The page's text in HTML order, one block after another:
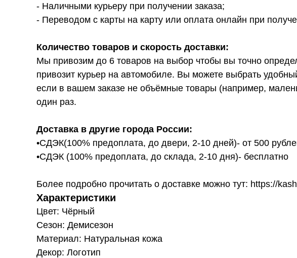
- Наличными курьеру при получении заказа;
- Переводом с карты на карту или оплата онлайн при
Количество товаров и скорость доставки:
Мы привозим до 6 товаров на выбор чтобы вы точно
привозит курьер на автомобиле. Вы можете выбрать
если в вашем заказе не объёмные товары (например,
один раз.
Доставка в другие города России:
•СДЭК(100% предоплата, до двери, 2-10 дней)- от 500
•СДЭК (100% предоплата, до склада, 2-10 дня)- бесплатно
Более подробно прочитать о доставке можно тут: https://
Характеристики
Цвет: Чёрный
Сезон: Демисезон
Материал: Натуральная кожа
Декор: Логотип